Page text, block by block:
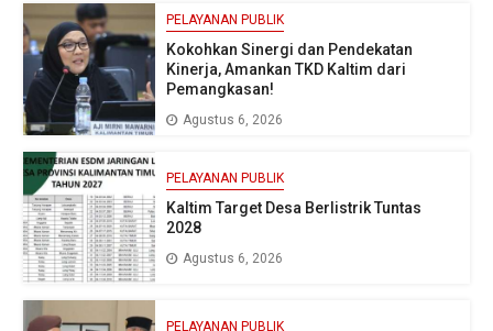
PELAYANAN PUBLIK
Kokohkan Sinergi dan Pendekatan
Kinerja, Amankan TKD Kaltim dari
Pemangkasan!
Agustus 6, 2026
PELAYANAN PUBLIK
Kaltim Target Desa Berlistrik Tuntas
2028
Agustus 6, 2026
PELAYANAN PUBLIK